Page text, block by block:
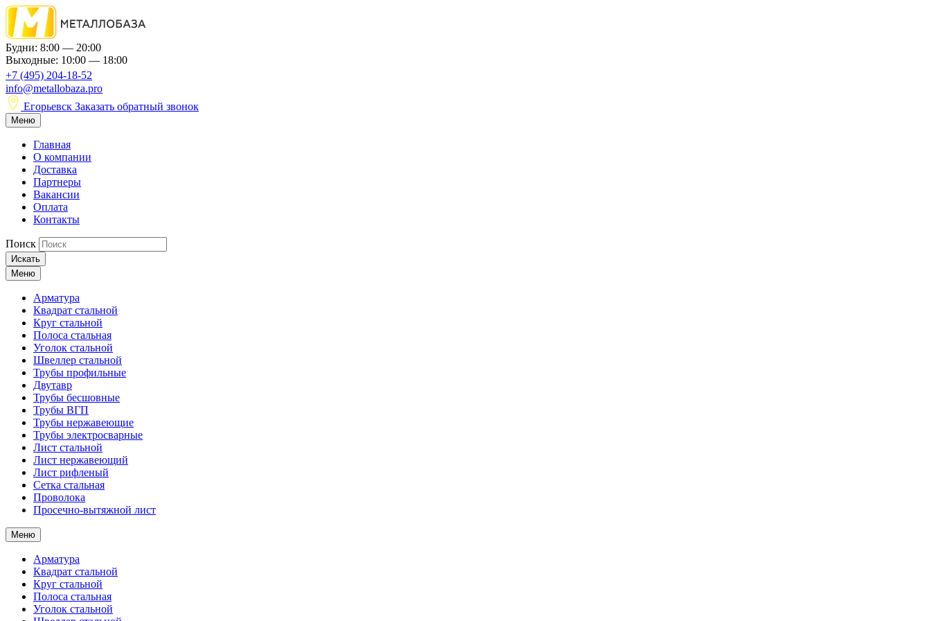
Будни: 8:00 — 20:00
Выходные: 10:00 — 18:00
+7 (495) 204-18-52
info@metallobaza.pro
Егорьевск Заказать обратный звонок
Меню
Главная
О компании
Доставка
Партнеры
Вакансии
Оплата
Контакты
Поиск
Искать
Меню
Арматура
Квадрат стальной
Круг стальной
Полоса стальная
Уголок стальной
Швеллер стальной
Трубы профильные
Двутавр
Трубы бесшовные
Трубы ВГП
Трубы нержавеющие
Трубы электросварные
Лист стальной
Лист нержавеющий
Лист рифленый
Сетка стальная
Проволока
Просечно-вытяжной лист
Меню
Арматура
Квадрат стальной
Круг стальной
Полоса стальная
Уголок стальной